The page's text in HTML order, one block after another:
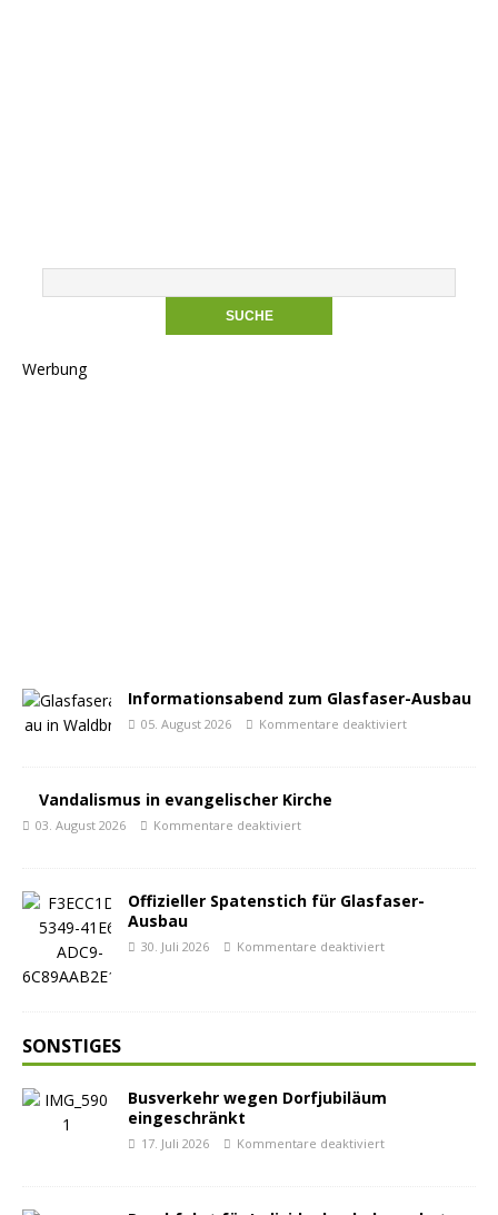
Werbung
Informationsabend zum Glasfaser-Ausbau
05. August 2026 Kommentare deaktiviert
Vandalismus in evangelischer Kirche
03. August 2026 Kommentare deaktiviert
Offizieller Spatenstich für Glasfaser-
Ausbau
30. Juli 2026 Kommentare deaktiviert
SONSTIGES
Busverkehr wegen Dorfjubiläum
eingeschränkt
17. Juli 2026 Kommentare deaktiviert